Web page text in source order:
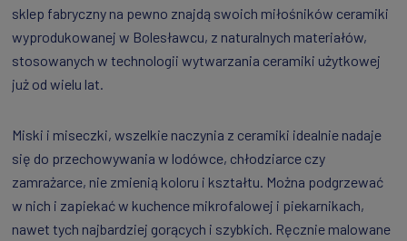
sklep fabryczny na pewno znajdą swoich miłośników ceramiki
wyprodukowanej w Bolesławcu, z naturalnych materiałów,
stosowanych w technologii wytwarzania ceramiki użytkowej
już od wielu lat.
Miski i miseczki, wszelkie naczynia z ceramiki idealnie nadaje
się do przechowywania w lodówce, chłodziarce czy
zamrażarce, nie zmienią koloru i kształtu. Można podgrzewać
w nich i zapiekać w kuchence mikrofalowej i piekarnikach,
nawet tych najbardziej gorących i szybkich. Ręcznie malowane